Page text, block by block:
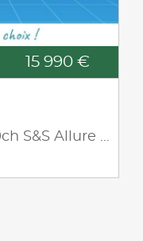
15 990 €
II Ph1 NG 1.2 PureTech 130ch S&S Allure Pack